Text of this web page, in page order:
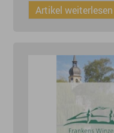
Artikel weiterlesen